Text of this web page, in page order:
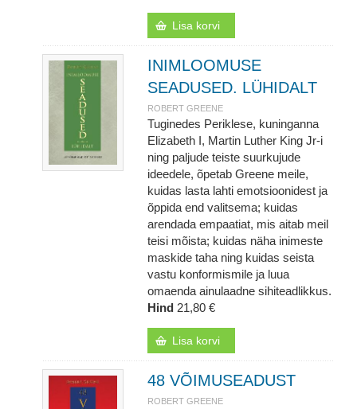
Lisa korvi
INIMLOOMUSE
SEADUSED. LÜHIDALT
ROBERT GREENE
Tuginedes Periklese, kuninganna
Elizabeth I, Martin Luther King Jr-i
ning paljude teiste suurkujude
ideedele, õpetab Greene meile,
kuidas lasta lahti emotsioonidest ja
õppida end valitsema; kuidas
arendada empaatiat, mis aitab meil
teisi mõista; kuidas näha inimeste
maskide taha ning kuidas seista
vastu konformismile ja luua
omaenda ainulaadne sihiteadlikkus.
Hind 21,80 €
Lisa korvi
48 VÕIMUSEADUST
ROBERT GREENE